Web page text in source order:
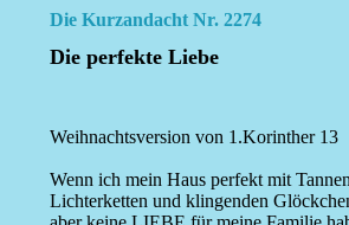
Die Kurzandacht Nr. 2274
Die perfekte Liebe
Weihnachtsversion von 1.Korinther 13
Wenn ich mein Haus perfekt mit
Lichterketten und klingenden